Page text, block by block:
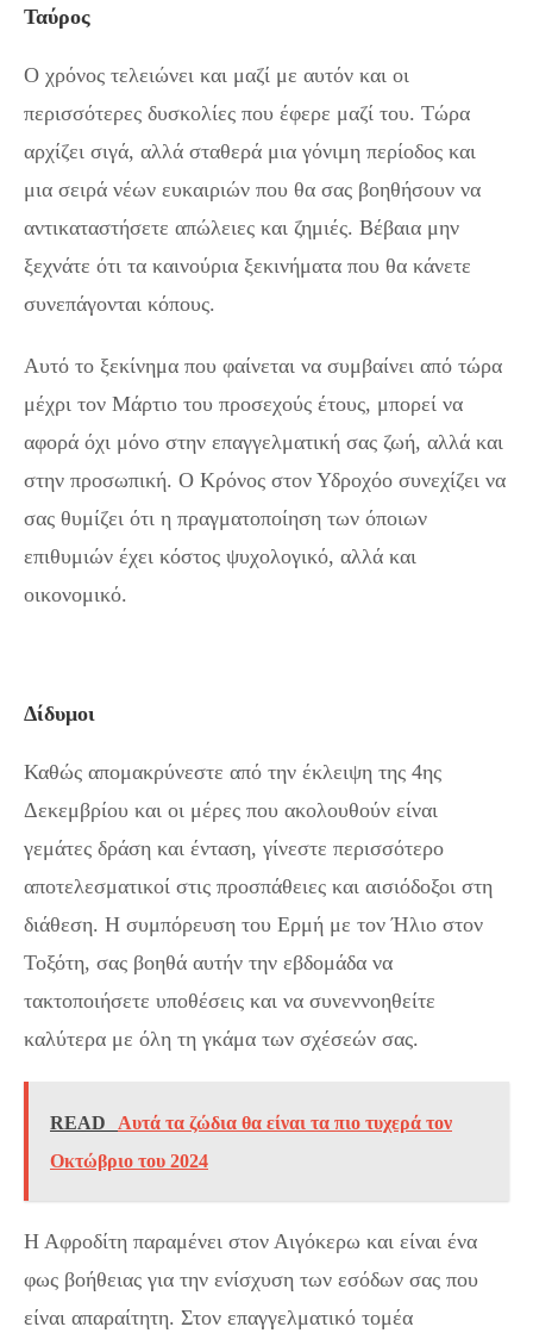
Ταύρος
Ο χρόνος τελειώνει και μαζί με αυτόν και οι
περισσότερες δυσκολίες που έφερε μαζί του. Τώρα
αρχίζει σιγά, αλλά σταθερά μια γόνιμη περίοδος και
μια σειρά νέων ευκαιριών που θα σας βοηθήσουν να
αντικαταστήσετε απώλειες και ζημιές. Βέβαια μην
ξεχνάτε ότι τα καινούρια ξεκινήματα που θα κάνετε
συνεπάγονται κόπους.
Αυτό το ξεκίνημα που φαίνεται να συμβαίνει από τώρα
μέχρι τον Μάρτιο του προσεχούς έτους, μπορεί να
αφορά όχι μόνο στην επαγγελματική σας ζωή, αλλά και
στην προσωπική. Ο Κρόνος στον Υδροχόο συνεχίζει να
σας θυμίζει ότι η πραγματοποίηση των όποιων
επιθυμιών έχει κόστος ψυχολογικό, αλλά και
οικονομικό.
Δίδυμοι
Καθώς απομακρύνεστε από την έκλειψη της 4ης
Δεκεμβρίου και οι μέρες που ακολουθούν είναι
γεμάτες δράση και ένταση, γίνεστε περισσότερο
αποτελεσματικοί στις προσπάθειες και αισιόδοξοι στη
διάθεση. Η συμπόρευση του Ερμή με τον Ήλιο στον
Τοξότη, σας βοηθά αυτήν την εβδομάδα να
τακτοποιήσετε υποθέσεις και να συνεννοηθείτε
καλύτερα με όλη τη γκάμα των σχέσεών σας.
READ
Αυτά τα ζώδια θα είναι τα πιο τυχερά τον
Οκτώβριο του 2024
Η Αφροδίτη παραμένει στον Αιγόκερω και είναι ένα
φως βοήθειας για την ενίσχυση των εσόδων σας που
είναι απαραίτητη. Στον επαγγελματικό τομέα